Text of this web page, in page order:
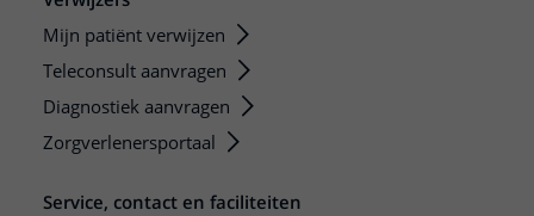
Mijn patiënt verwijzen
Teleconsult aanvragen
Diagnostiek aanvragen
Zorgverlenersportaal
Service, contact en faciliteiten